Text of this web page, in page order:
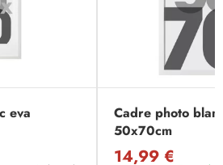
eva
Cadre photo
50x70cm
14,99 €